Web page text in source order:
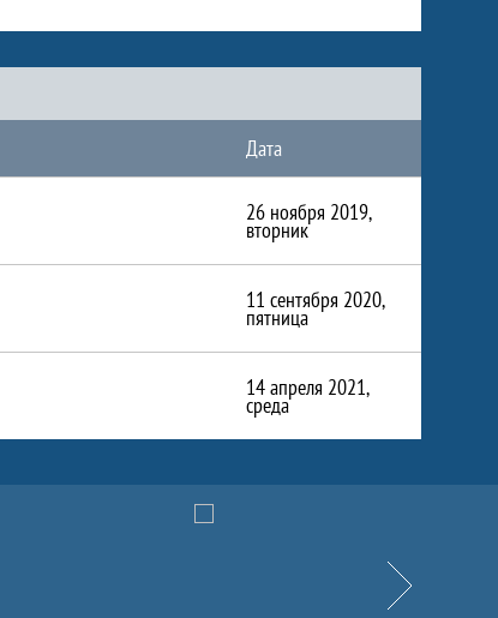
Дата
26 ноября 2019,
вторник
11 сентября 2020,
пятница
14 апреля 2021,
среда
Вперёд